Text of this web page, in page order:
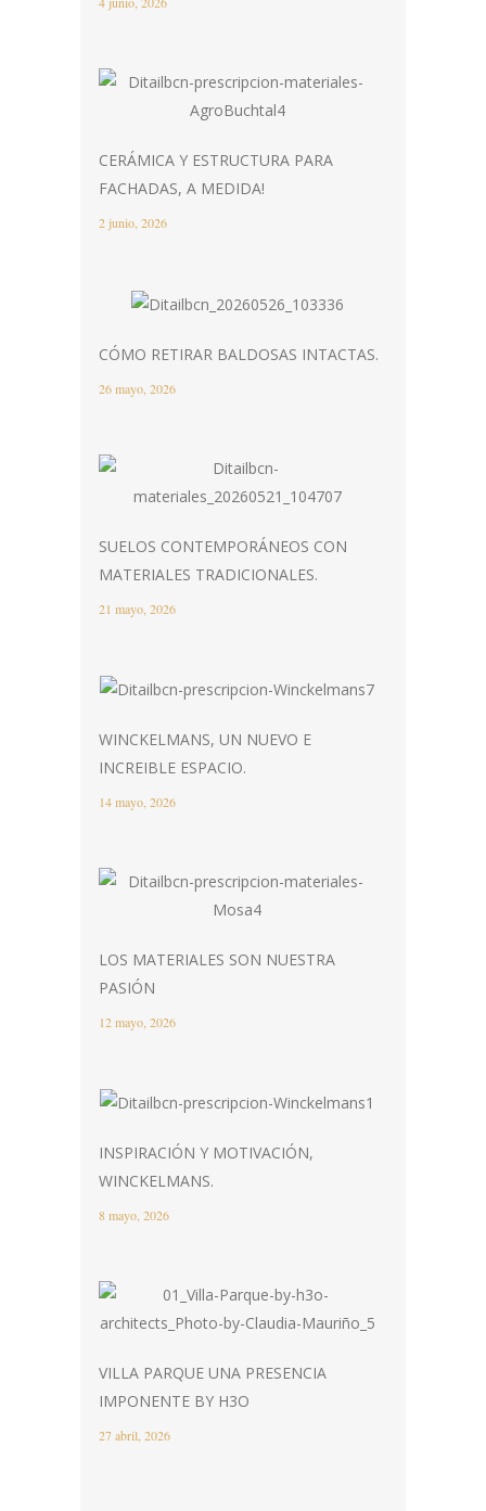
CERÁMICA Y ESTRUCTURA PARA
FACHADAS, A MEDIDA!
2 junio, 2026
CÓMO RETIRAR BALDOSAS INTACTAS.
26 mayo, 2026
SUELOS CONTEMPORÁNEOS CON
MATERIALES TRADICIONALES.
21 mayo, 2026
WINCKELMANS, UN NUEVO E
INCREIBLE ESPACIO.
14 mayo, 2026
LOS MATERIALES SON NUESTRA
PASIÓN
12 mayo, 2026
INSPIRACIÓN Y MOTIVACIÓN,
WINCKELMANS.
8 mayo, 2026
VILLA PARQUE UNA PRESENCIA
IMPONENTE BY H3O
27 abril, 2026